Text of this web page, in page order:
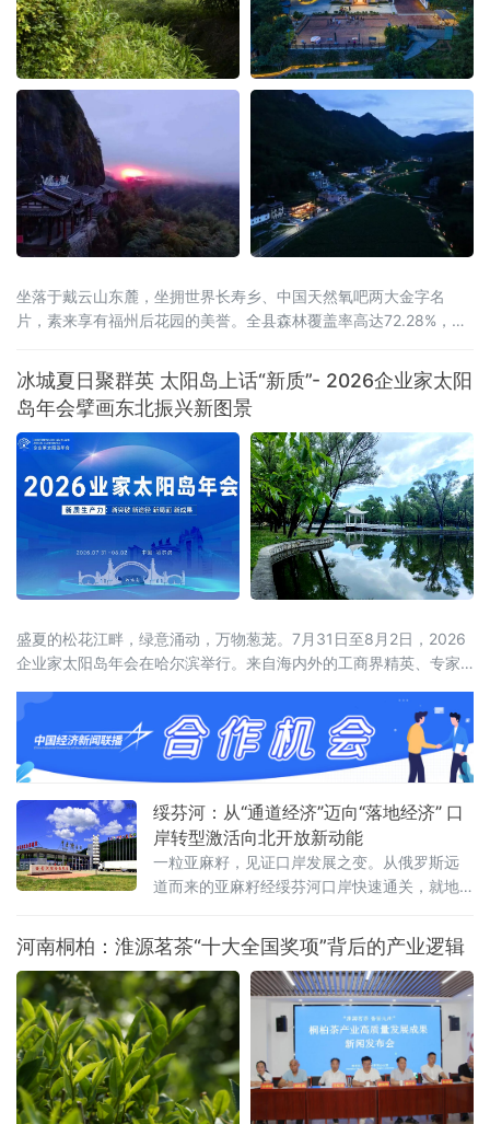
坐落于戴云山东麓，坐拥世界长寿乡、中国天然氧吧两大金字名
片，素来享有福州后花园的美誉。全县森林覆盖率高达72.28%，连
沛，孕育出独有的山地小气候，冬无严寒、夏无酷暑，夏季昼夜温
差分明，空气温润通透，是静养元气、调理身心的天然福地，为当
地发展高端康养旅居产业，构筑了其他区域难以复刻的生态底层
冰城夏日聚群英 太阳岛上话“新质”- 2026企业家太阳
岛年会擘画东北振兴新图景
盛夏的松花江畔，绿意涌动，万物葱茏。7月31日至8月2日，2026
企业家太阳岛年会在哈尔滨举行。来自海内外的工商界精英、专家
打磨，企业家太阳岛年会已成长为新华社社级标志性论坛，形成“南
有博鳌，北有太阳岛”的全国产业对话IP。本届年会以“新质生产力：
新突破 新途径 新局面 新成果”为核心主题，锚定哈尔滨“三城三
绥芬河：从“通道经济”迈向“落地经济” 口
岸转型激活向北开放新动能
一粒亚麻籽，见证口岸发展之变。从俄罗斯远
道而来的亚麻籽经绥芬河口岸快速通关，就地
后，是百年口岸绥芬河奋力摆脱传统“通道经
济”，聚力发展落地加工，生动展现百年口岸
由“通道经济”向“落地经济”稳步转型的生动实
践。
河南桐柏：淮源茗茶“十大全国奖项”背后的产业逻辑